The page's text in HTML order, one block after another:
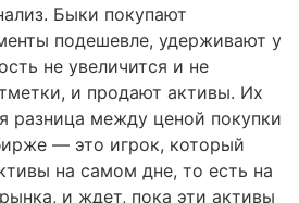
Быки покупают
подешевле, удерживают у
не увеличится и не
и продают активы. Их
разница между ценой покупки
— это игрок, который
на самом дне, то есть на
и ждет, пока эти активы